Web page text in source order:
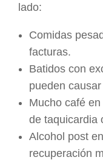
lado:
Comidas
facturas.
Batidos con
pueden
Mucho café
de taquicardia
Alcohol post
recuperación